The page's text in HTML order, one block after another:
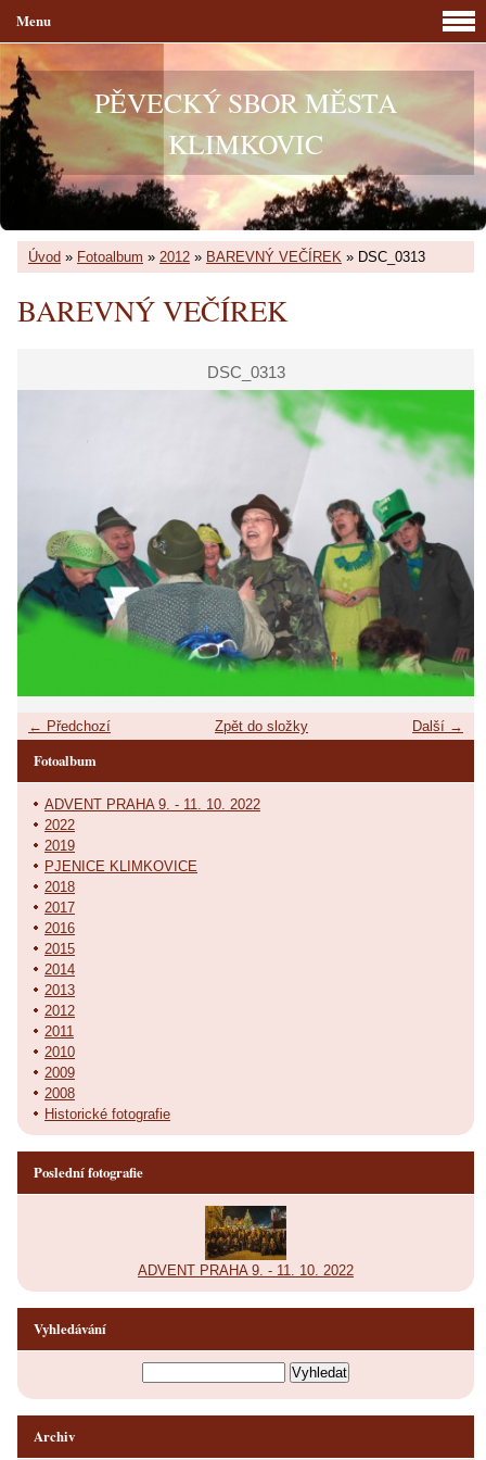
PĚVECKÝ SBOR MĚSTA
KLIMKOVIC
Úvod » Fotoalbum » 2012 » BAREVNÝ VEČÍREK » DSC_0313
BAREVNÝ VEČÍREK
DSC_0313
← Předchozí Další →
Zpět do složky
Menu
Fotoalbum
ADVENT PRAHA 9. - 11. 10. 2022
2022
2019
PJENICE KLIMKOVICE
2018
2017
2016
2015
2014
2013
2012
2011
2010
2009
2008
Historické fotografie
Poslední fotografie
ADVENT PRAHA 9. - 11. 10. 2022
Vyhledávání
Archiv